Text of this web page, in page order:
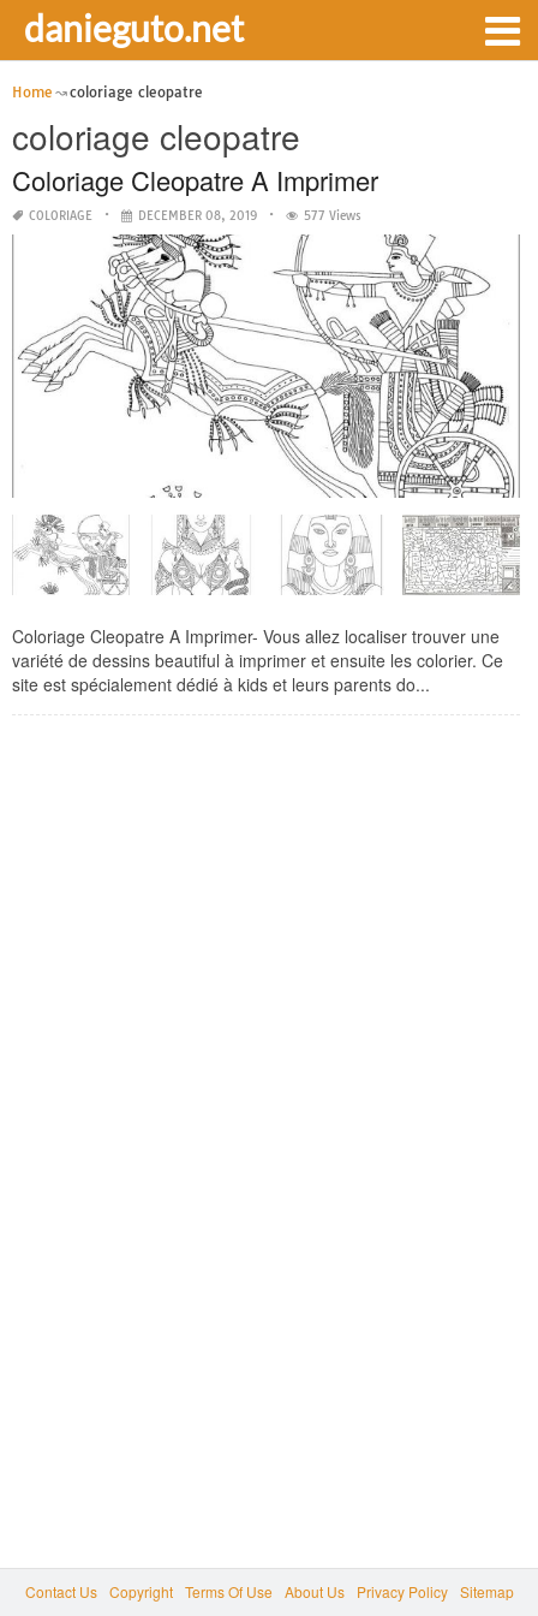
danieguto.net
Home coloriage cleopatre
coloriage cleopatre
Coloriage Cleopatre A Imprimer
COLORIAGE DECEMBER 08, 2019 577 Views
Coloriage Cleopatre A Imprimer- Vous allez localiser trouver une
variété de dessins beautiful à imprimer et ensuite les colorier. Ce
site est spécialement dédié à kids et leurs parents do...
Contact Us Copyright Terms Of Use About Us Privacy Policy
Sitemap